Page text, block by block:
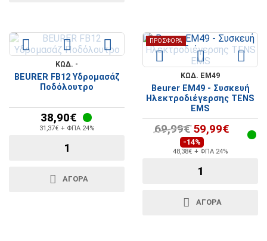
ΚΩΔ. -
BEURER FB12 Υδρομασάζ
Ποδόλουτρο
38,90€
31,37€ + ΦΠΑ 24%
ΑΓΟΡΆ
ΠΡΟΣΦΟΡΆ
ΚΩΔ. EM49
Beurer EM49 - Συσκευή
Ηλεκτροδιέγερσης TENS
EMS
69,99€ 59,99€
-14%
48,38€ + ΦΠΑ 24%
ΑΓΟΡΆ